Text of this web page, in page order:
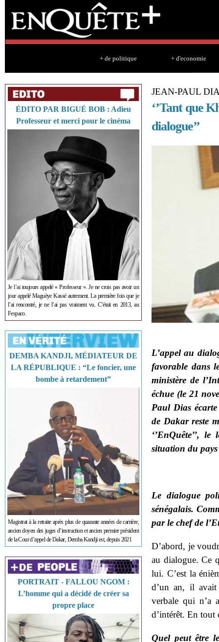
+ de politique + d'economie
ÉDITO PAR BIGUÉ BOB : Adieu
Professeur et merci pour le cinéma
Je l’ai toujours appelé « Professeur ». Je ne crois pas avoir un
jour appelé Maguèye Kassé autrement. La première fois que je
l’ai rencontré, je ne l’ai pas vraiment vu. C’était en 2013, au
Fespaco.
DEMBA KANDJI, MÉDIATEUR DE
LA RÉPUBLIQUE : “Le foncier, une
bombe à retardement”
Magistrat à la retraite après plus de quarante années de carrière,
ancien doyen des juges d’instruction et ancien premier président
de la Cour d’appel de Dakar, Demba Kandji est, depuis 2021
PORTRAIT - FALLOU NGOM :
L’homme qui a décidé de créer sa
propre place
JEAN-PAUL
‘’Tant que
dialogue’’
L’appel au
favorable dans
ministère de
échue (le 21
Paul Dias
de Dakar reste
‘’EnQuête’’,
situation du
Le dialogue
sénégalais.
par le chef de
D’abord, je
au dialogue. Ce
lui. C’est la
d’un an, il avait
verbale qui n’a
d’intérêt. En tout
Quel peut être